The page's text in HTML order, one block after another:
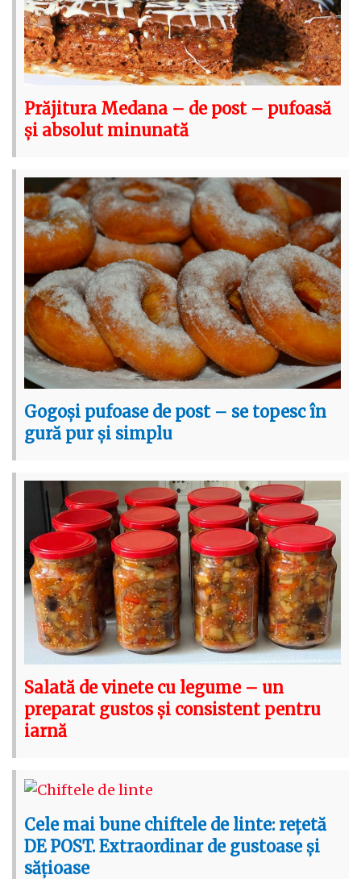
Prăjitura Medana – de post – pufoasă
și absolut minunată
Gogoși pufoase de post – se topesc în
gură pur și simplu
Salată de vinete cu legume – un
preparat gustos și consistent pentru
iarnă
Cele mai bune chiftele de linte: rețetă
DE POST. Extraordinar de gustoase și
sățioase